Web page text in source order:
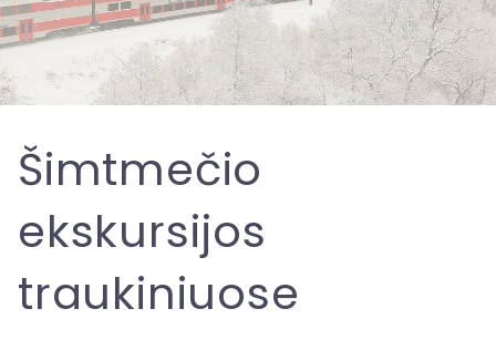
Šimtmečio
ekskursijos
traukiniuose